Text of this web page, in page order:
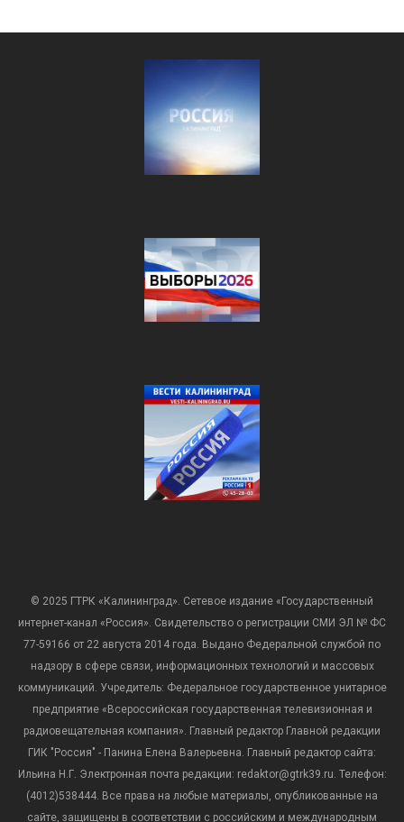
© 2025 ГТРК «Калининград». Сетевое издание «Государственный
интернет-канал «Россия». Свидетельство о регистрации СМИ ЭЛ № ФС
77-59166 от 22 августа 2014 года. Выдано Федеральной службой по
надзору в сфере связи, информационных технологий и массовых
коммуникаций. Учредитель: Федеральное государственное унитарное
предприятие «Всероссийская государственная телевизионная и
радиовещательная компания». Главный редактор Главной редакции
ГИК "Россия" - Панина Елена Валерьевна. Главный редактор сайта:
Ильина Н.Г. Электронная почта редакции: redaktor@gtrk39.ru. Телефон:
(4012)538444. Все права на любые материалы, опубликованные на
сайте, защищены в соответствии с российским и международным